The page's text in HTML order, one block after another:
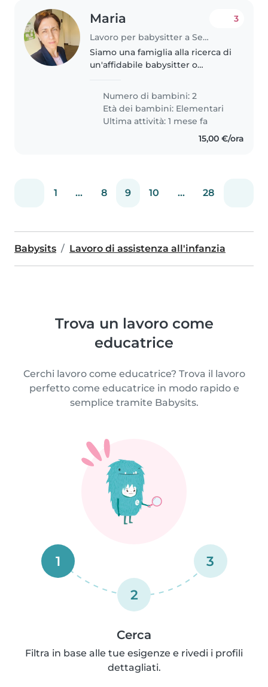
Maria
Lavoro per babysitter a Segrate
3
Siamo una famiglia alla ricerca di
un'affidabile babysitter o
entrambi in età scolare. I nostri
figli sono affettuosi, energici e
amichevoli. Cerchiamo..
Numero di bambini: 2
Età dei bambini: Elementari
Ultima attività: 1 mese fa
15,00 €/ora
1 ... 8 9 10 ... 28
Babysits Lavoro di assistenza all'infanzia
Trova un lavoro come
educatrice
Cerchi lavoro come educatrice? Trova il lavoro
perfetto come educatrice in modo rapido e
semplice tramite Babysits.
1
2
3
Cerca
Filtra in base alle tue esigenze e rivedi i profili
dettagliati.